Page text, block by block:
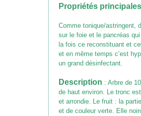
Propriétés principales
Comme tonique/astringent,
sur le foie et le pancréas
la fois ce reconstituant et
et en même temps c’est
un grand désinfectant.
Description : Arbre de
de haut environ. Le tronc
et arrondie. Le fruit : la
et de couleur verte. Elle